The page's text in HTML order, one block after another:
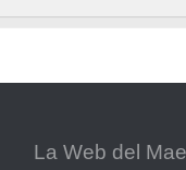
La Web del